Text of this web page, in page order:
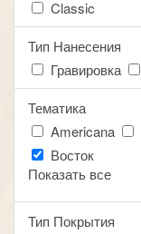
Classic
Тип Нанесения
Гравировка
Тематика
Americana
Восток
Показать все
Тип Покрытия